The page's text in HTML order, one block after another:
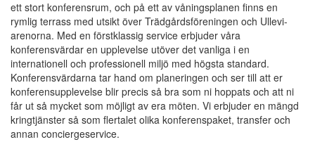
ett stort konferensrum, och på ett av våningsplanen finns en
rymlig terrass med utsikt över Trädgårdsföreningen och Ullevi-
arenorna. Med en förstklassig service erbjuder våra
konferensvärdar en upplevelse utöver det vanliga i en
internationell och professionell miljö med högsta standard.
Konferensvärdarna tar hand om planeringen och ser till att er
konferensupplevelse blir precis så bra som ni hoppats och att ni
får ut så mycket som möjligt av era möten. Vi erbjuder en mängd
kringtjänster så som flertalet olika konferenspaket, transfer och
annan conciergeservice.